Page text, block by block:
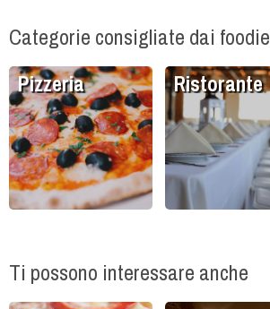
Categorie consigliate dai foodie
Pizzeria Ristorante
Ti possono interessare anche